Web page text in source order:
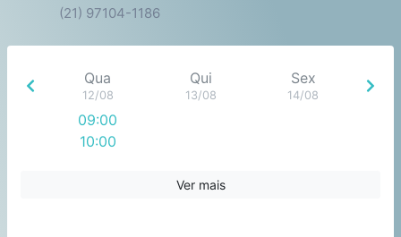
(21) 97104-1186
Qua
12/08
09:00
10:00
Qui
13/08
Sex
14/08
Ver mais